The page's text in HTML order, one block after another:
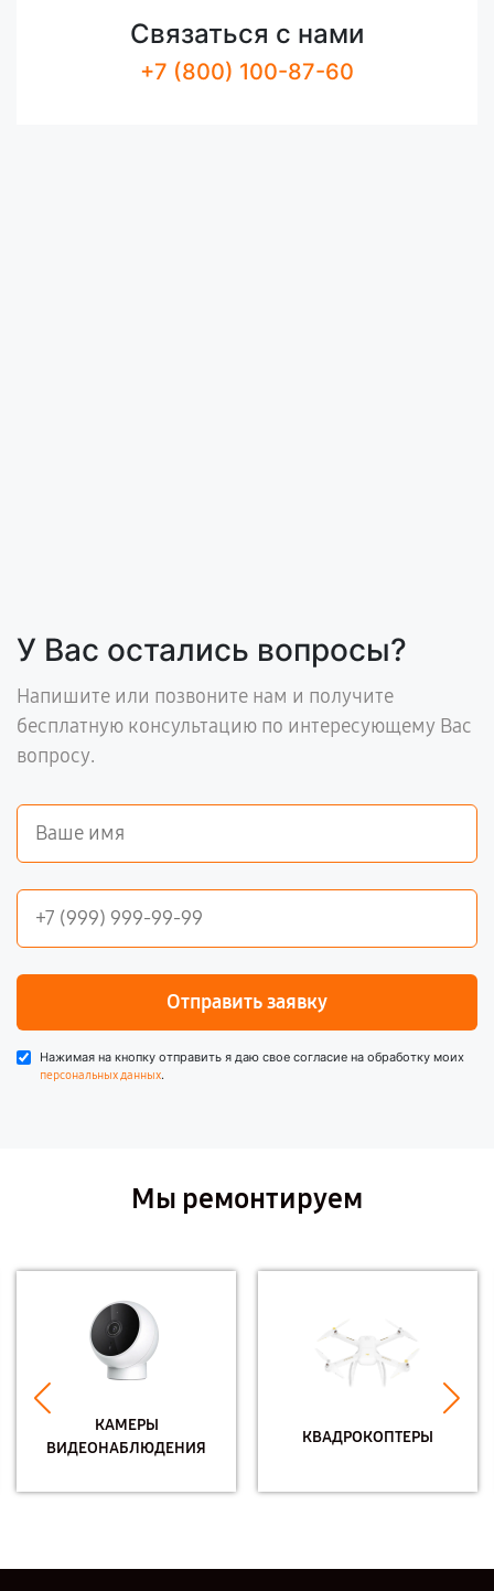
Связаться с нами
+7 (800) 100-87-60
У Вас остались вопросы?
Напишите или позвоните нам и получите
бесплатную консультацию по интересующему Вас
вопросу.
Отправить заявку
Нажимая на кнопку отправить я даю свое согласие на обработку моих
персональных данных.
Мы ремонтируем
КАМЕРЫ
ВИДЕОНАБЛЮДЕНИЯ
КВАДРОКОПТЕРЫ